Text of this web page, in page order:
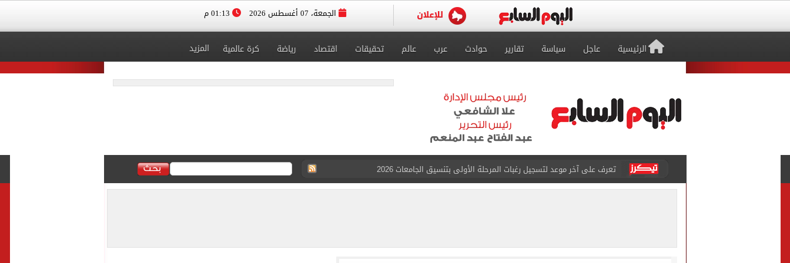
الجمعة، 07 أغسطس 2026
الرئيسية عاجل سياسة تقارير حوادث عرب عالم تحقيقات اقتصاد رياضة كرة عالمية المزيد
تعرف على آخر موعد لتسجيل رغبات المرحلة الأولى بتنسيق الجامعات 2026
متى تنتهى تظلمات الثانوية العامة 2026.. والفترة المتبقية للتقديم إلكترونيا